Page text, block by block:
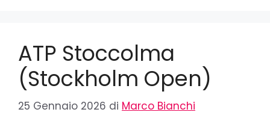
ATP Stoccolma
(Stockholm Open)
25 Gennaio 2026 di Marco Bianchi